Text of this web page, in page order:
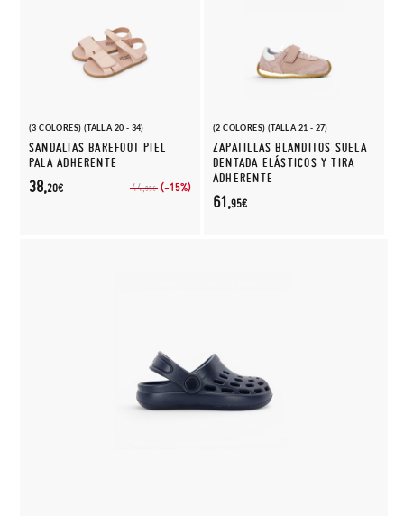
(3 COLORES) (TALLA 20 - 34)
SANDALIAS BAREFOOT PIEL
PALA ADHERENTE
44,95€ (-15%)
38,20€
(2 COLORES) (TALLA 21 - 27)
ZAPATILLAS BLANDITOS SUELA
DENTADA ELÁSTICOS Y TIRA
ADHERENTE
61,95€